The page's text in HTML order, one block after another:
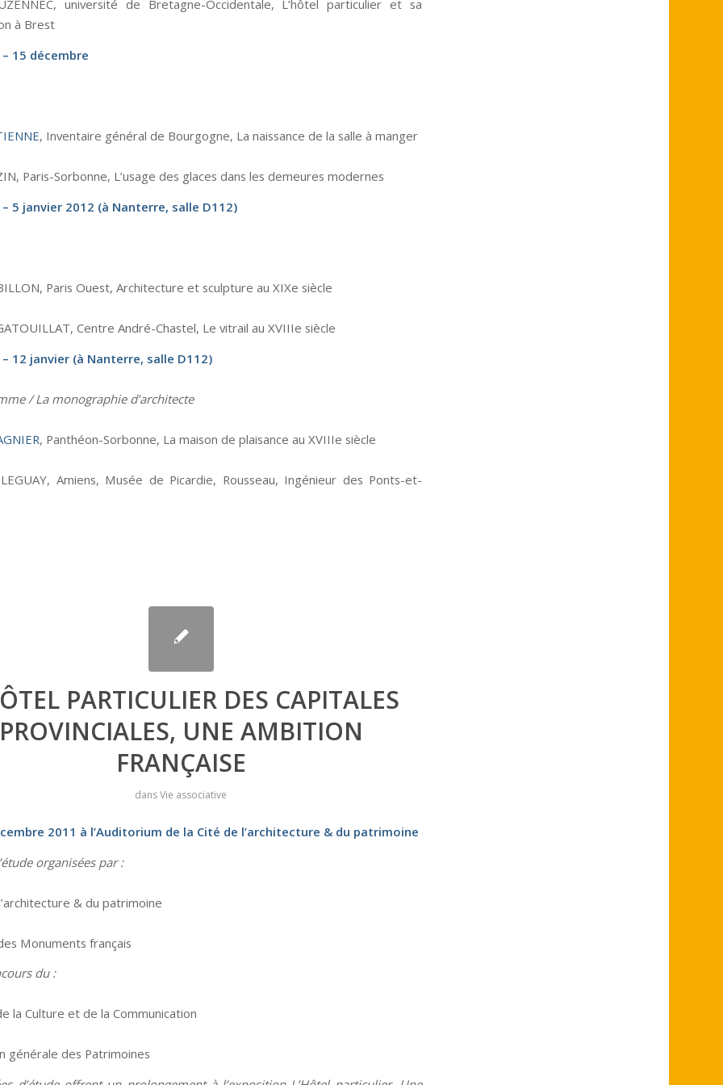
université de Bretagne-Occidentale, L’hôtel particulier et sa
à Brest
15 décembre
, Inventaire général de Bourgogne, La naissance de la salle à manger
Paris-Sorbonne, L’usage des glaces dans les demeures modernes
– 5 janvier 2012 (à Nanterre, salle D112)
Paris Ouest, Architecture et sculpture au XIXe siècle
Centre André-Chastel, Le vitrail au XVIIIe siècle
– 12 janvier (à Nanterre, salle D112)
/ La monographie d’architecte
, Panthéon-Sorbonne, La maison de plaisance au XVIIIe siècle
Amiens, Musée de Picardie, Rousseau, Ingénieur des Ponts-et-
PARTICULIER DES CAPITALES
UNE AMBITION
FRANÇAISE
dansVie associative
2011 à l’Auditorium de la Cité de l’architecture & du patrimoine
organisées par :
& du patrimoine
Monuments français
du :
la Culture et de la Communication
générale des Patrimoines